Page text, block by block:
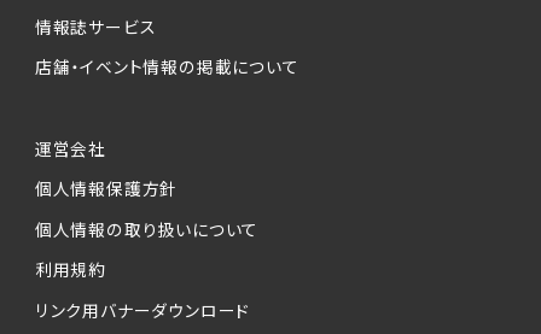
情報誌サービス
店舗・イベント情報の掲載について
運営会社
個人情報保護方針
個人情報の取り扱いについて
利用規約
リンク用バナーダウンロード